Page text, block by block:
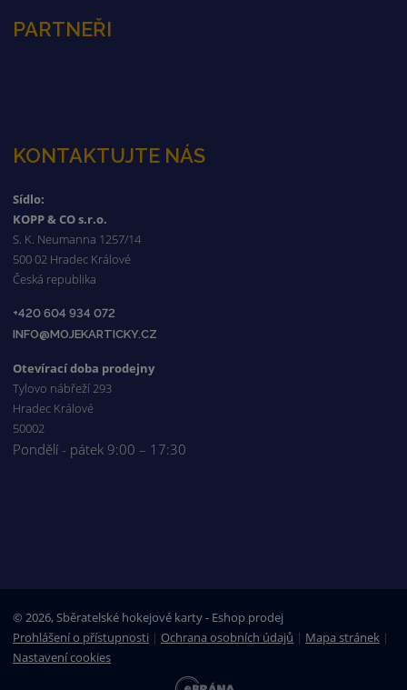
PARTNEŘI
KONTAKTUJTE NÁS
Sídlo:
KOPP & CO s.r.o.
S. K. Neumanna 1257/14
500 02 Hradec Králové
Česká republika
+420 604 934 072
INFO@MOJEKARTICKY.CZ
Otevírací doba prodejny
Tylovo nábřeží 293
Hradec Králové
50002
Pondělí - pátek 9:00 – 17:30
© 2026, Sběratelské hokejové karty - Eshop prodej
Prohlášení o přístupnosti |Ochrana osobních údajů | Mapa stránek |
Nastavení cookies